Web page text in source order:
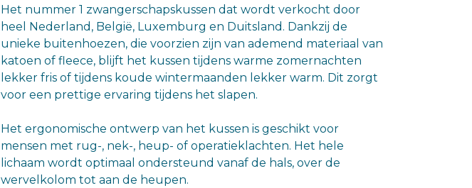
Het nummer 1 zwangerschapskussen dat wordt verkocht door
heel Nederland, België, Luxemburg en Duitsland. Dankzij de
unieke buitenhoezen, die voorzien zijn van ademend materiaal van
katoen of fleece, blijft het kussen tijdens warme zomernachten
lekker fris of tijdens koude wintermaanden lekker warm. Dit zorgt
voor een prettige ervaring tijdens het slapen.
Het ergonomische ontwerp van het kussen is geschikt voor
mensen met rug-, nek-, heup- of operatieklachten. Het hele
lichaam wordt optimaal ondersteund vanaf de hals, over de
wervelkolom tot aan de heupen.